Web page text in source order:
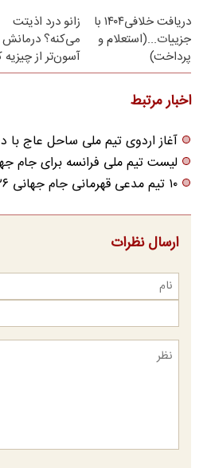
دریافت خلافی۱۴۰۴ با
جزییات...(استعلام و
پرداخت)
زانو درد اذیتت
می‌کنه؟ درمانش
آسون‌تر از چیزیه
فکر
اخبار مرتبط
آغاز اردوی تیم ملی ساحل عاج با
لیست تیم ملی فرانسه برای جام
۱۰ تیم مدعی قهرمانی جام جهانی ۲۰۲۶
ارسال نظرات